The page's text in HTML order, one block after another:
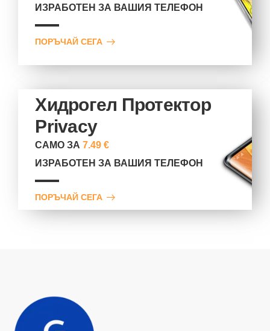
ИЗРАБОТЕН ЗА ВАШИЯ ТЕЛЕФОН
ПОРЪЧАЙ СЕГА
Хидрогел Протектор
Privacy
САМО ЗА7.49 €
ИЗРАБОТЕН ЗА ВАШИЯ ТЕЛЕФОН
ПОРЪЧАЙ СЕГА